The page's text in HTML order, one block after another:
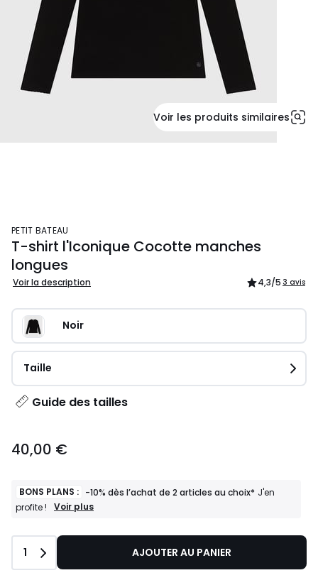
Voir les produits similaires
PETIT BATEAU
T-shirt l'Iconique Cocotte manches
longues
Voir la description 4,3/5 3 avis
Noir
Taille
Guide des tailles
40,00 €
BONS PLANS : -10% dès l’achat de 2 articles au choix* J'en
profite !
BONS
-10%
l’achat
Voir plus
Quantité
1 AJOUTER AU PANIER